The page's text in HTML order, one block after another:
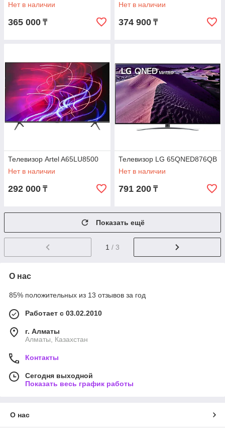
Нет в наличии
365 000 ₸
Нет в наличии
374 900 ₸
Телевизор Artel A65LU8500
Нет в наличии
292 000 ₸
Телевизор LG 65QNED876QB
Нет в наличии
791 200 ₸
Показать ещё
1 / 3
О нас
85% положительных из 13 отзывов за год
Работает с 03.02.2010
г. Алматы
Алматы, Казахстан
Контакты
Сегодня выходной
Показать весь график работы
О нас